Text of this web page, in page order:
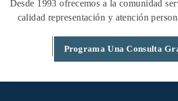
Desde 1993 ofrecemos a la comunidad
calidad representación y atención
Programa Una Consulta